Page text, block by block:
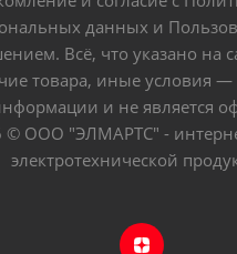
данных и
Всё, что указано на
товара, иные условия —
и не является
© ООО "ЭЛМАРТС" -
электротехнической